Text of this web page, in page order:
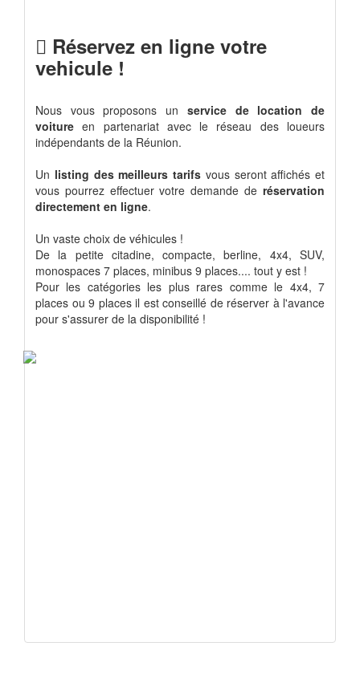
Réservez en ligne votre
vehicule !
Nous vous proposons un service de location de
voiture en partenariat avec le réseau des loueurs
indépendants de la Réunion.
Un listing des meilleurs tarifs vous seront affichés et
vous pourrez effectuer votre demande de réservation
directement en ligne.
Un vaste choix de véhicules !
De la petite citadine, compacte, berline, 4x4, SUV,
monospaces 7 places, minibus 9 places.... tout y est !
Pour les catégories les plus rares comme le 4x4, 7
places ou 9 places il est conseillé de réserver à l'avance
pour s'assurer de la disponibilité !